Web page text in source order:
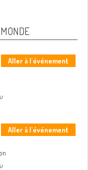
Aller à l'événement
Aller à l'événement